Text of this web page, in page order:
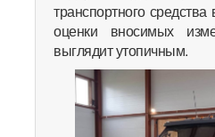
транспортного
оценки вносимых
выглядит утопичным.